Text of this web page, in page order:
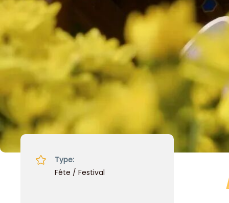
Type:
Fête / Festival